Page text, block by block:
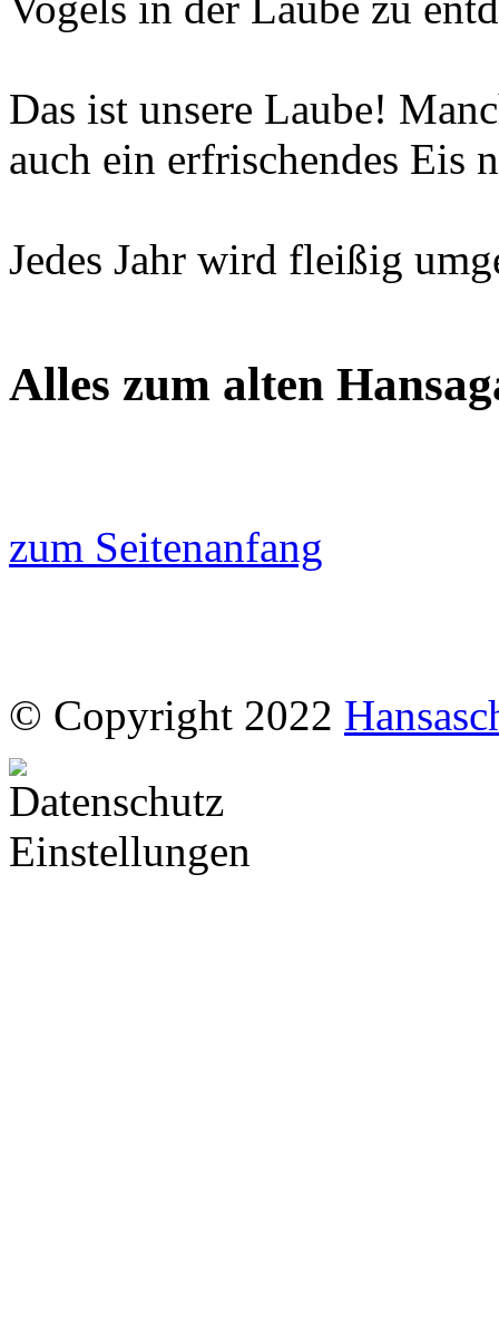
Das ist unsere Laube!
auch ein erfrischendes Eis
Jedes Jahr wird fleißig
Alles zum alten
zum Seitenanfang
© Copyright 2022